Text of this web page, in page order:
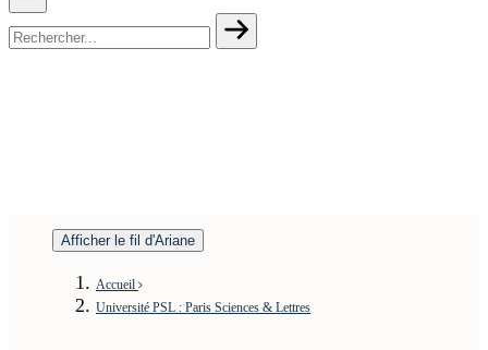
Afficher le fil d'Ariane
Accueil
Université PSL : Paris Sciences & Lettres